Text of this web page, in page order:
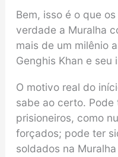
Bem, isso é o que
verdade a Muralha
mais de um milênio
Genghis Khan e seu
O motivo real do
sabe ao certo.
prisioneiros, como
forçados; pode ter
soldados na